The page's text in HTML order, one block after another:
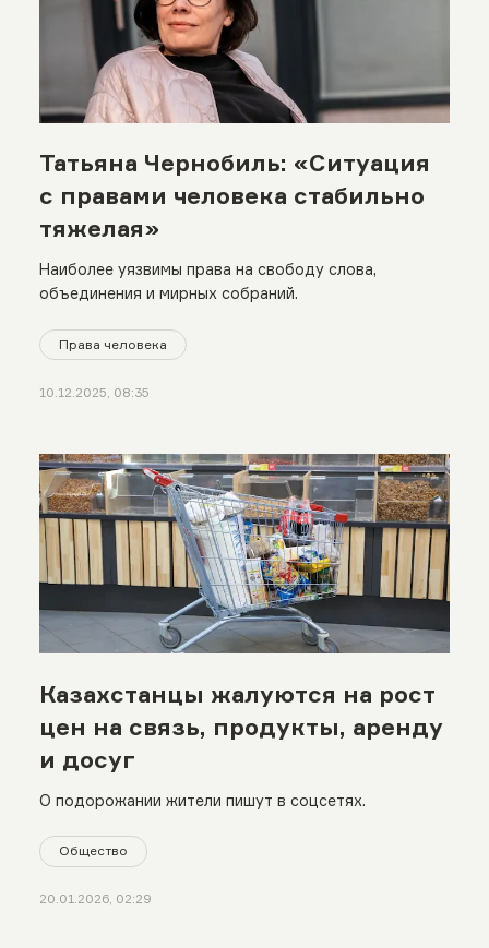
Татьяна Чернобиль: «Ситуация
с правами человека стабильно
тяжелая»
Наиболее уязвимы права на свободу слова,
объединения и мирных собраний.
Права человека
10.12.2025, 08:35
Казахстанцы жалуются на рост
цен на связь, продукты, аренду
и досуг
О подорожании жители пишут в соцсетях.
Общество
20.01.2026, 02:29